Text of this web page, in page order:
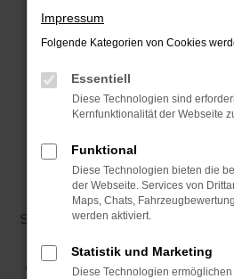
Finden Sie
bei maz/
Sie suchen eine neue
der Automobilbranche? Die
Gruppebietet Ihnen
Impressum
Folgende Kategorien von Cookies
Essentiell
Diese Technologien sind
Kernfunktionalität der Webseite
Funktional
Diese Technologien bieten die
der Webseite. Services von
Maps, Chats,
werden aktiviert.
Statistik und Marketing
Diese Technologien